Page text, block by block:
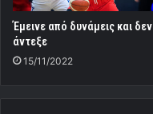
Έμεινε από δυνάμεις και δεν
άντεξε
15/11/2022